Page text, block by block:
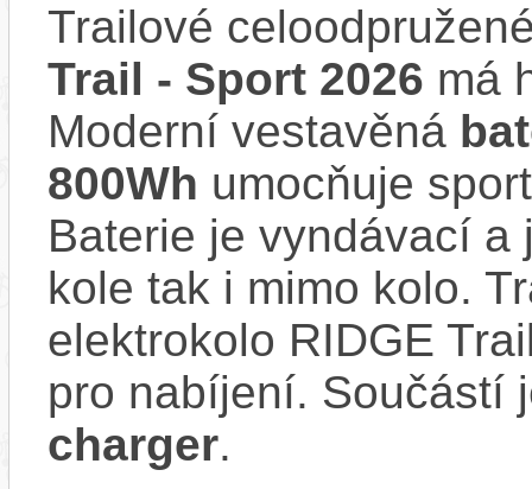
Trailové
Trail - Sport 2026 má
Moderní vestavěná
800Wh umocňuje
Baterie je vyndávací
kole tak i mimo kolo.
elektrokolo RIDGE
pro nabíjení. Součástí
charger.